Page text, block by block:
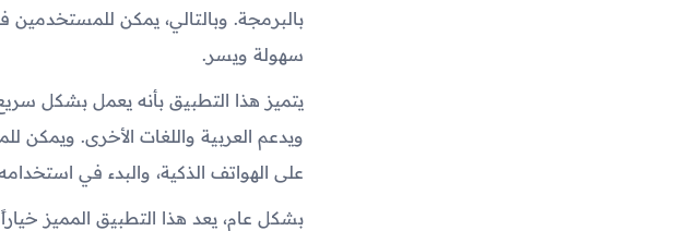
بالبرمجة. وبالتالي، يمكن للمستخدمين
سهولة ويسر.
يتميز هذا التطبيق بأنه يعمل بشكل
ويدعم العربية واللغات الأخرى.
على الهواتف الذكية، والبدء في
بشكل عام، يعد هذا التطبيق المميز